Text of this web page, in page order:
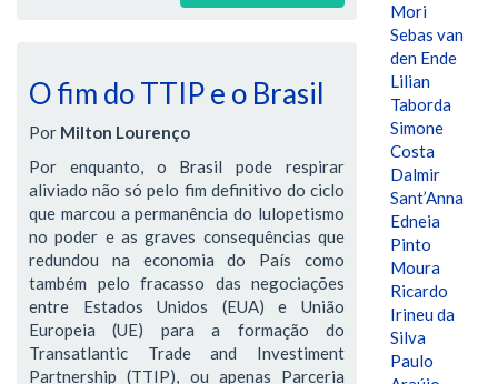
O fim do TTIP e o Brasil
Por Milton Lourenço
Por enquanto, o Brasil pode respirar
aliviado não só pelo fim definitivo do ciclo
que marcou a permanência do lulopetismo
no poder e as graves consequências que
redundou na economia do País como
também pelo fracasso das negociações
entre Estados Unidos (EUA) e União
Europeia (UE) para a formação do
Transatlantic Trade and Investiment
Partnership (TTIP), ou apenas Parceria
Mori
Sebas van
den Ende
Lilian
Taborda
Simone
Costa
Dalmir
Sant’Anna
Edneia
Pinto
Moura
Ricardo
Irineu da
Silva
Paulo